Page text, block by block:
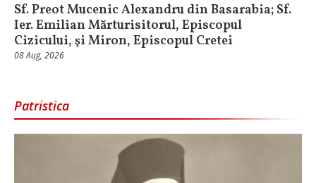
Sf. Preot Mucenic Alexandru din Basarabia; Sf.
Ier. Emilian Mărturisitorul, Episcopul
Cizicului, şi Miron, Episcopul Cretei
08 Aug, 2026
Patristica